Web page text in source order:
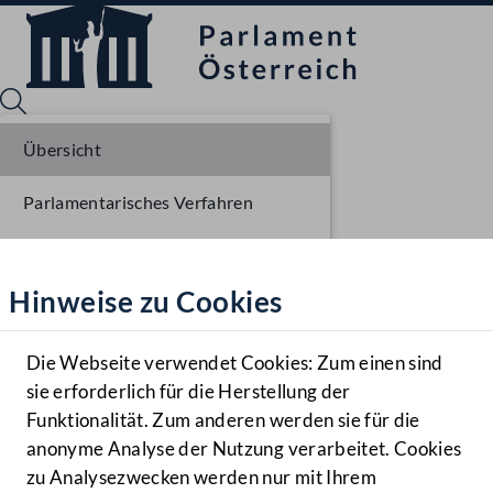
Hilfe
Benutzer
Navigationsmenü öffnen
MENÜ
Hinweise zu Cookies
Die Webseite verwendet Cookies: Zum einen sind
sie erforderlich für die Herstellung der
Funktionalität. Zum anderen werden sie für die
anonyme Analyse der Nutzung verarbeitet. Cookies
zu Analysezwecken werden nur mit Ihrem
Übersicht
Parlamentarisches Verfahren
Ausschussberatungen NR
Plenarberatungen NR